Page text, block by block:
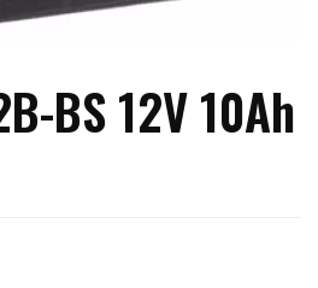
BS 12V 10Ah